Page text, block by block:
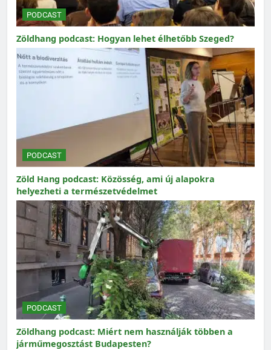
PODCAST
Zöldhang podcast: Hogyan lehet élhetőbb Szeged?
PODCAST
Zöld Hang podcast: Közösség, ami új alapokra
helyezheti a természetvédelmet
PODCAST
Zöldhang podcast: Miért nem használják többen a
járműmegosztást Budapesten?